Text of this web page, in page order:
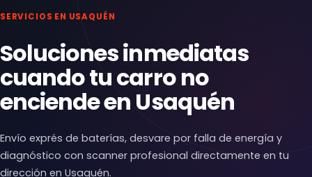
SERVICIOS EN USAQUÉN
Soluciones inmediatas
cuando tu carro no
enciende en Usaquén
Envío exprés de baterías, desvare por falla de energía y
diagnóstico con scanner profesional directamente en tu
dirección en Usaquén.